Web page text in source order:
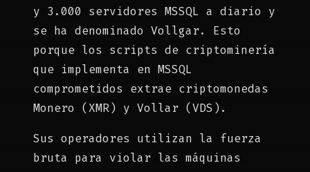
y 3.000 servidores MSSQL a diario y
se ha denominado Vollgar. Esto
porque los scripts de criptominería
que implementa en MSSQL
comprometidos extrae criptomonedas
Monero (XMR) y Vollar (VDS).
Sus operadores utilizan la fuerza
bruta para violar las máquinas